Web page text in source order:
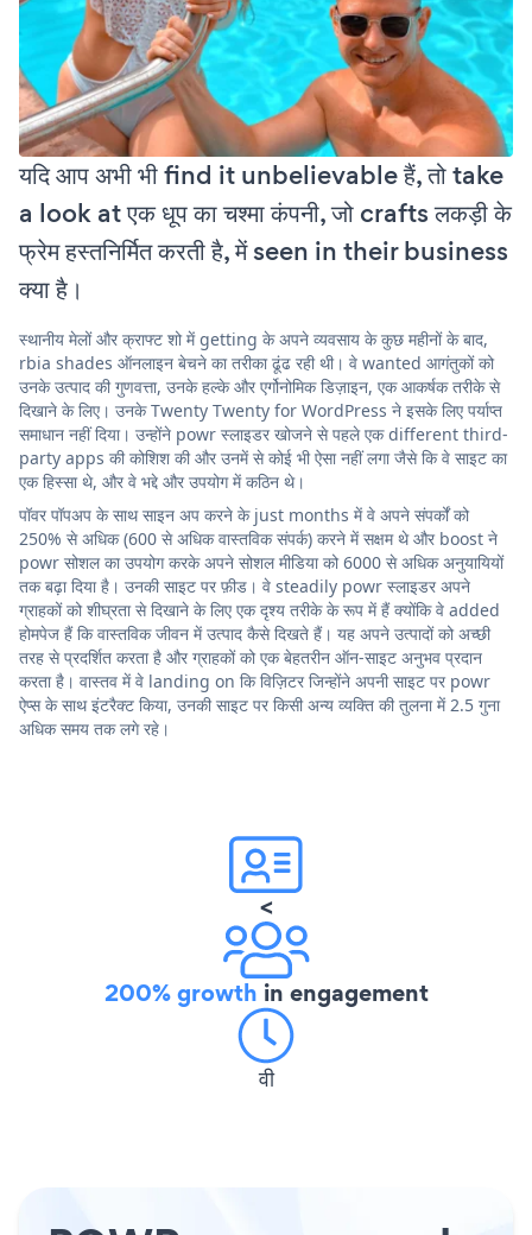
यदि आप अभी भी find it unbelievable हैं, तो take
a look at एक धूप का चश्मा कंपनी, जो crafts लकड़ी के
फ्रेम हस्तनिर्मित करती है, में seen in their business
क्या है।
स्थानीय मेलों और क्राफ्ट शो में getting के अपने व्यवसाय के कुछ महीनों के बाद,
rbia shades ऑनलाइन बेचने का तरीका ढूंढ रही थी। वे wanted आगंतुकों को
उनके उत्पाद की गुणवत्ता, उनके हल्के और एर्गोनोमिक डिज़ाइन, एक आकर्षक तरीके से
दिखाने के लिए। उनके Twenty Twenty for WordPress ने इसके लिए पर्याप्त
समाधान नहीं दिया। उन्होंने powr स्लाइडर खोजने से पहले एक different third-
party apps की कोशिश की और उनमें से कोई भी ऐसा नहीं लगा जैसे कि वे साइट का
एक हिस्सा थे, और वे भद्दे और उपयोग में कठिन थे।
पॉवर पॉपअप के साथ साइन अप करने के just months में वे अपने संपर्कों को
250% से अधिक (600 से अधिक वास्तविक संपर्क) करने में सक्षम थे और boost ने
powr सोशल का उपयोग करके अपने सोशल मीडिया को 6000 से अधिक अनुयायियों
तक बढ़ा दिया है। उनकी साइट पर फ़ीड। वे steadily powr स्लाइडर अपने
ग्राहकों को शीघ्रता से दिखाने के लिए एक दृश्य तरीके के रूप में हैं क्योंकि वे added
होमपेज हैं कि वास्तविक जीवन में उत्पाद कैसे दिखते हैं। यह अपने उत्पादों को अच्छी
तरह से प्रदर्शित करता है और ग्राहकों को एक बेहतरीन ऑन-साइट अनुभव प्रदान
करता है। वास्तव में वे landing on कि विज़िटर जिन्होंने अपनी साइट पर powr
ऐप्स के साथ इंटरैक्ट किया, उनकी साइट पर किसी अन्य व्यक्ति की तुलना में 2.5 गुना
अधिक समय तक लगे रहे।
<
200% growth in engagement
वी